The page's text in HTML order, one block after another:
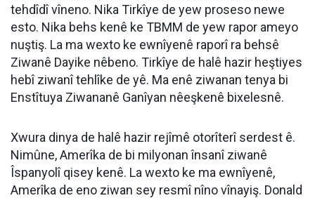
tehdîdî vîneno. Nika Tirkîye de yew proseso newe
esto. Nika behs kenê ke TBMM de yew rapor ameyo
nuştiş. La ma wexto ke ewnîyenê raporî ra behsê
Ziwanê Dayike nêbeno. Tirkîye de halê hazir heştiyes
hebî ziwanî tehlîke de yê. Ma enê ziwanan tenya bi
Enstîtuya Ziwananê Ganîyan nêeşkenê bixelesnê.
Xwura dinya de halê hazir rejîmê otorîterî serdest ê.
Nimûne, Amerîka de bi milyonan însanî ziwanê
Îspanyolî qisey kenê. La wexto ke ma ewnîyenê,
Amerîka de eno ziwan sey resmî nîno vînayiş. Donald